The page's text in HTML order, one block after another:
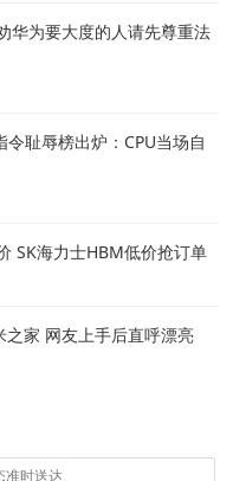
华为要大度的人请先尊重法
耻辱榜出炉：CPU当场自
SK海力士HBM低价抢订单
家 网友上手后直呼漂亮